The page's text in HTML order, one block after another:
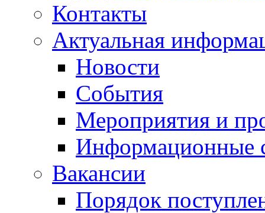
Контакты
Актуальная
Новости
События
Мероприятия и
Информационные
Вакансии
Порядок